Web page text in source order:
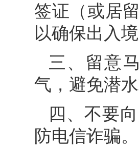
签证（或居
以确保出入境
三、留意
气，避免潜
四、不要
防电信诈骗。